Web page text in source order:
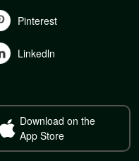
Pinterest
Linkedln
Download on the
App Store